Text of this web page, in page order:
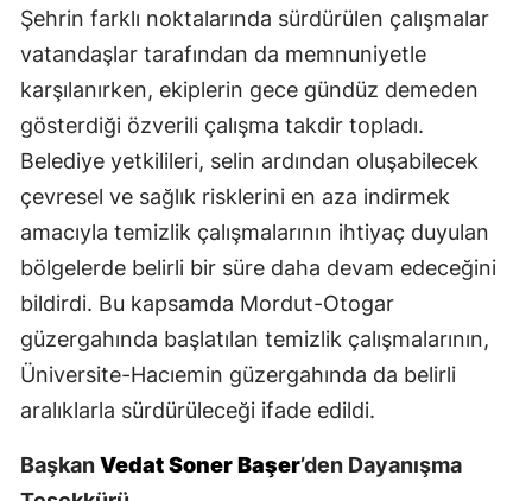
Yozgat
Zonguldak
Aksaray
Bayburt
Karaman
Kırıkkale
Batman
Şırnak
Bartın
Şehrin farklı noktalarında sürdürülen çalışmalar
vatandaşlar tarafından da memnuniyetle
karşılanırken, ekiplerin gece gündüz demeden
gösterdiği özverili çalışma takdir topladı.
Belediye yetkilileri, selin ardından oluşabilecek
çevresel ve sağlık risklerini en aza indirmek
amacıyla temizlik çalışmalarının ihtiyaç duyulan
bölgelerde belirli bir süre daha devam edeceğini
bildirdi. Bu kapsamda Mordut-Otogar
güzergahında başlatılan temizlik çalışmalarının,
Üniversite-Hacıemin güzergahında da belirli
aralıklarla sürdürüleceği ifade edildi.
BaşkanVedat Soner Başer’den Dayanışma